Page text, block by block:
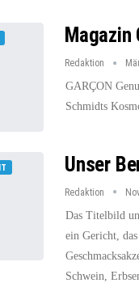
Magazin
Redaktion
GARÇON
Schmidts
Unser
Redaktion
Das Titelbild
ein Gericht,
Schwein,